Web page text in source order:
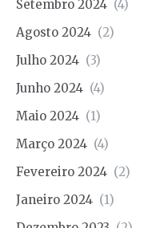
Setembro 2024 (4)
Agosto 2024 (2)
Julho 2024 (3)
Junho 2024 (4)
Maio 2024 (1)
Março 2024 (4)
Fevereiro 2024 (2)
Janeiro 2024 (1)